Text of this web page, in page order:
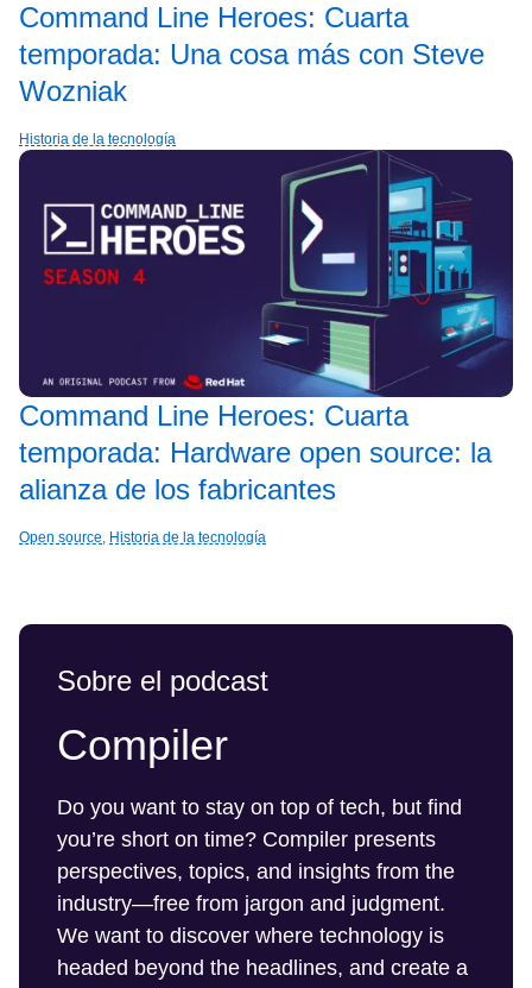
Command Line Heroes: Cuarta
temporada: Una cosa más con Steve
Wozniak
Historia de la tecnología
Command Line Heroes: Cuarta
temporada: Hardware open source: la
alianza de los fabricantes
Open source, Historia de la tecnología
Sobre el podcast
Compiler
Do you want to stay on top of tech, but find
you’re short on time? Compiler presents
perspectives, topics, and insights from the
industry—free from jargon and judgment.
We want to discover where technology is
headed beyond the headlines, and create a